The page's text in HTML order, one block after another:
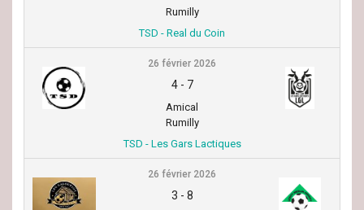
Rumilly
TSD - Real du Coin
26 février 2026
4- 7
Amical
Rumilly
TSD - Les Gars Lactiques
26 février 2026
3 - 8